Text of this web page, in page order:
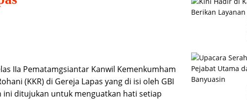
IIa Pematamgsiantar Kanwil Kemenkumham
(KKR) di Gereja Lapas yang di isi oleh GBI
ini ditujukan untuk menguatkan hati setiap